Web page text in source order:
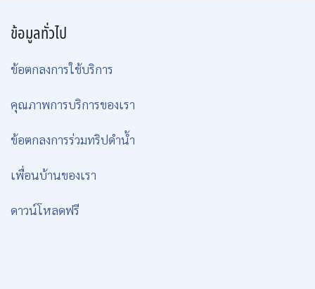
ข้อมูลทั่วไป
ข้อตกลงการใช้บริการ
คุณภาพการบริการของเรา
ข้อตกลงการร่วมทริปดำน้ำ
เพื่อนบ้านของเรา
ดาวน์โหลดฟรี